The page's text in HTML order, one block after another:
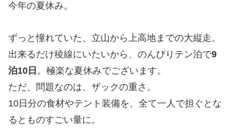
今年の夏休み。
ずっと憧れていた、立山から上高地までの大縦走。
出来るだけ稜線にいたいから、のんびりテン泊で9
泊10日 。極楽な夏休みでございます。
ただ、問題なのは、ザックの重さ。
10日分の食材やテント装備を、全て一人で担ぐとな
るとものすごい量に。